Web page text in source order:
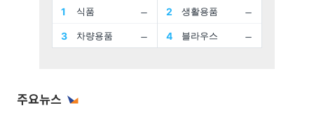
주요뉴스